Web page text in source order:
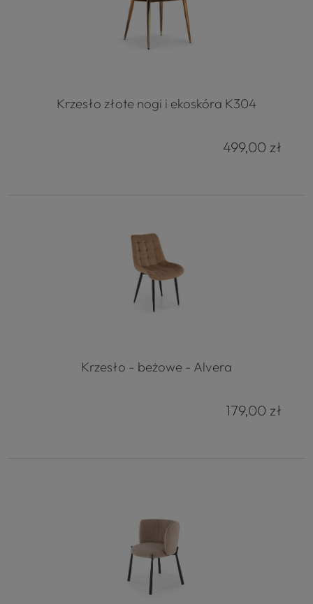
Krzesło złote nogi i ekoskóra K304
499,00 zł
Krzesło - beżowe - Alvera
179,00 zł